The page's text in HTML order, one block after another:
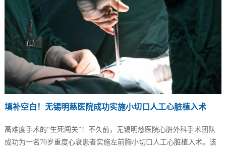
填补空白！无锡明慈医院成功实施小切口人工心脏植入术
高难度手术的“生死闯关”！不久前，无锡明慈医院心脏外科手术团队
成功为一名70岁重度心衰患者实施左前胸小切口人工心脏植入术。该